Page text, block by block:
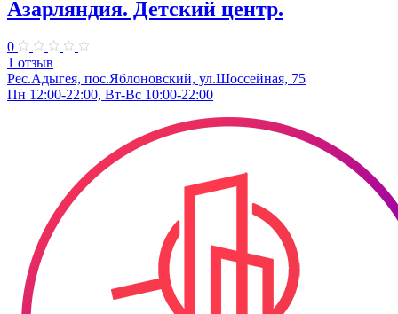
Азарляндия. ​Детский центр.
0
1 отзыв
Рес.Адыгея, пос.Яблоновский, ул.Шоссейная, 75
Пн 12:00-22:00, Вт-Вс 10:00-22:00